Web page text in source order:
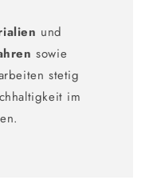
und
sowie
stetig
im